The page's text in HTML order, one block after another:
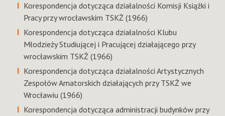
Korespondencja dotycząca działalności Komisji Książki i
Pracy przy wrocławskim TSKŻ (1966)
Korespondencja dotycząca działalności Klubu
Młodzieży Studiującej i Pracującej działającego przy
wrocławskim TSKŻ (1966)
Korespondencja dotycząca działalności Artystycznych
Zespołów Amatorskich działających przy TSKŻ we
Wrocławiu (1966)
Korespondencja dotycząca administracji budynków przy